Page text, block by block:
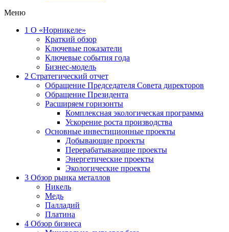
Меню
1 О «Норникеле»
Краткий обзор
Ключевые показатели
Ключевые события года
Бизнес-модель
2 Стратегический отчет
Обращение Председателя Совета директоров
Обращение Президента
Расширяем горизонты
Комплексная экологическая программа
Ускорение роста производства
Основные инвестиционные проекты
Добывающие проекты
Перерабатывающие проекты
Энергетические проекты
Экологические проекты
3 Обзор рынка металлов
Никель
Медь
Палладий
Платина
4 Обзор бизнеса